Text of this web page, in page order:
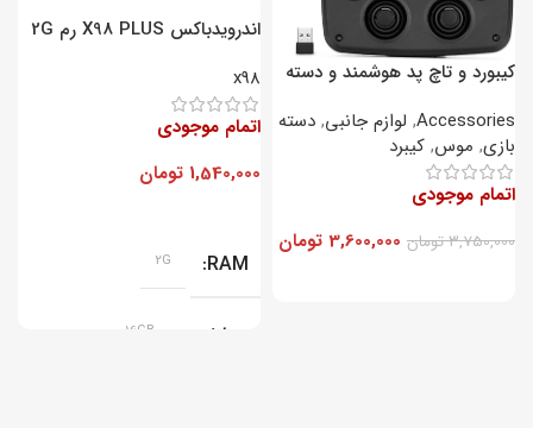
کیبورد و تاچ پد هوشمند و دسته
Accessories
, لوازم جانبی, دسته
بازی, موس, کیبرد
اتمام موجودی
3,750,000تومان 3,600,000 تومان
اندرویدباکس X98 PLUS رم 2G
x98
اتمام موجودی
1,540,000 تومان
RAM
2G
پردازنده 16GB